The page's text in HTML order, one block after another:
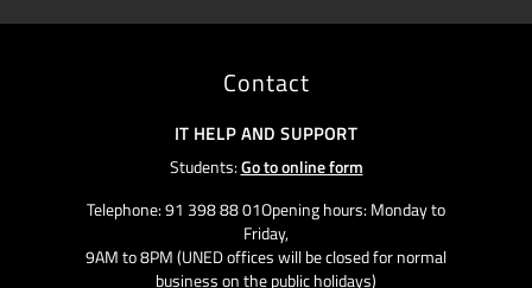
Contact
IT HELP AND SUPPORT
Students:Go to online form
Telephone: 91 398 88 01Opening hours: Monday to
Friday,
9AM to 8PM (UNED offices will be closed for normal
business on the public holidays)